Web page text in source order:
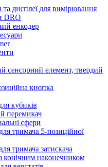
дисплеї для вимірювання
DRO
енкодер
сенсорний елемент, твердий
кнопка
кубиків
перемикач
сфери
тримача 5-позиційної
тримача затискача
конічним наконечником